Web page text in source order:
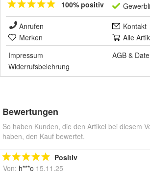
100% positiv
Anrufen
Kontakt
Merken
Alle
Impressum
AGB &
Widerrufsbelehrung
Bewertungen
So haben Kunden, die den Artikel bei diesem
haben, den Kauf bewertet.
Positiv
Von: h***o 15.11.25